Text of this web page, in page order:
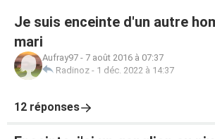
Je suis enceinte d'un autre
mari
Aufray97 - 7 août 2016 à 07:37
Radinoz - 1 déc. 2022 à 14:37
12 réponses